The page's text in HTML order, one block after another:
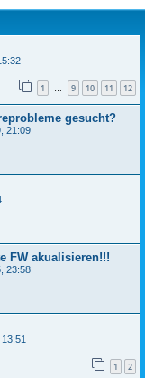
1 … 9 10 11 12
gesucht?
21:09
FW akualisieren!!!
23:58
1 2